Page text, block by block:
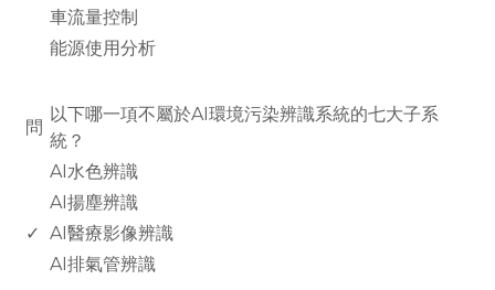
車流量控制
能源使用分析
問
以下哪一項不屬於AI環境污染辨識系統的七大子系
統？
AI水色辨識
AI揚塵辨識
✓ AI醫療影像辨識
AI排氣管辨識